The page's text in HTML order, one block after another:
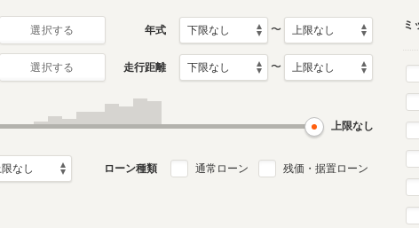
選択する 年式 〜
選択する 走行距離 〜
上限なし
ローン種類 通常ローン 残価・据置ローン
ミ